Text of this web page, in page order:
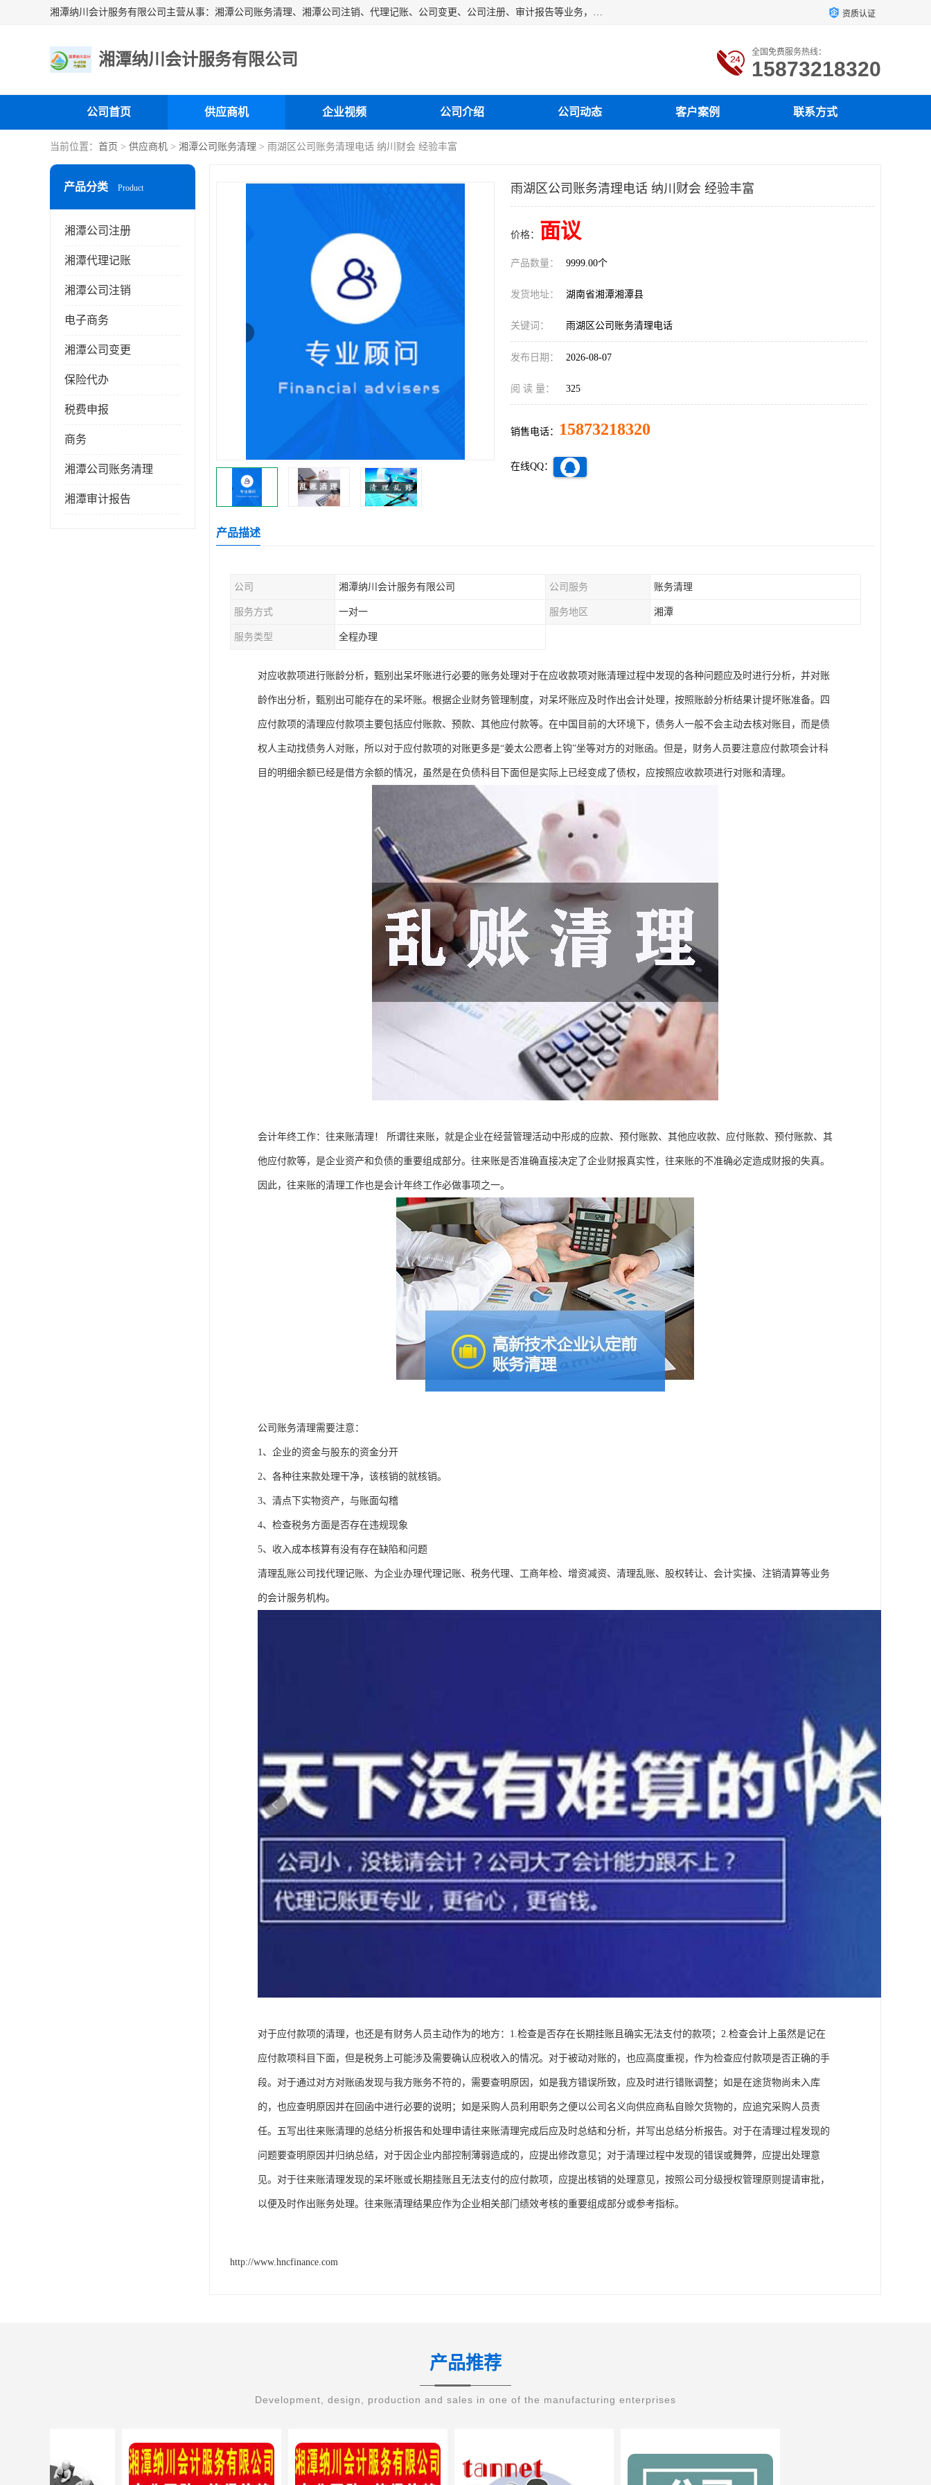
湘潭纳川会计服务有限公司主营从事：湘潭公司账务清理、湘潭公司注销、代理记账、公司变更、公司注册、审计报告等业务，公司设立有专门的代理注册部门，现有工商代办专员，部门经理从事工商代办多年，对各地区公司注册、公司变更、进出口业务等流程以及各行业公司注册、变更所需注意的细节都非常熟悉。 资质认证
湘潭纳川会计服务有限公司 全国免费服务热线：
15873218320
公司首页 供应商机 企业视频 公司介绍 公司动态 客户案例 联系方式
当前位置： 首页 > 供应商机 > 湘潭公司账务清理 > 雨湖区公司账务清理电话 纳川财会 经验丰富
产品分类 Product
湘潭公司注册
湘潭代理记账
湘潭公司注销
电子商务
湘潭公司变更
保险代办
税费申报
商务
湘潭公司账务清理
湘潭审计报告
雨湖区公司账务清理电话 纳川财会 经验丰富
价格： 面议
产品数量： 9999.00个
发货地址： 湖南省湘潭湘潭县
关键词： 雨湖区公司账务清理电话
发布日期： 2026-08-07
阅 读 量： 325
销售电话： 15873218320
在线QQ：
产品描述
公司 湘潭纳川会计服务有限公司 公司服务 账务清理
服务方式 一对一 服务地区 湘潭
服务类型 全程办理
对应收款项进行账龄分析，甄别出呆坏账进行必要的账务处理对于在应收款项对账清理过程中发现的各种问题应及时进行分析，并对账
龄作出分析，甄别出可能存在的呆坏账。根据企业财务管理制度，对呆坏账应及时作出会计处理，按照账龄分析结果计提坏账准备。四
应付款项的清理应付款项主要包括应付账款、预款、其他应付款等。在中国目前的大环境下，债务人一般不会主动去核对账目，而是债
权人主动找债务人对账，所以对于应付款项的对账更多是“姜太公愿者上钩”坐等对方的对账函。但是，财务人员要注意应付款项会计科
目的明细余额已经是借方余额的情况，虽然是在负债科目下面但是实际上已经变成了债权，应按照应收款项进行对账和清理。
会计年终工作：往来账清理！ 所谓往来账，就是企业在经营管理活动中形成的应款、预付账款、其他应收款、应付账款、预付账款、其
他应付款等，是企业资产和负债的重要组成部分。往来账是否准确直接决定了企业财报真实性，往来账的不准确必定造成财报的失真。
因此，往来账的清理工作也是会计年终工作必做事项之一。
公司账务清理需要注意：
1、企业的资金与股东的资金分开
2、各种往来款处理干净，该核销的就核销。
3、清点下实物资产，与账面勾稽
4、检查税务方面是否存在违规现象
5、收入成本核算有没有存在缺陷和问题
清理乱账公司找代理记账、为企业办理代理记账、税务代理、工商年检、增资减资、清理乱账、股权转让、会计实操、注销清算等业务
的会计服务机构。
对于应付款项的清理，也还是有财务人员主动作为的地方：1.检查是否存在长期挂账且确实无法支付的款项；2.检查会计上虽然是记在
应付款项科目下面，但是税务上可能涉及需要确认应税收入的情况。对于被动对账的，也应高度重视，作为检查应付款项是否正确的手
段。对于通过对方对账函发现与我方账务不符的，需要查明原因，如是我方错误所致，应及时进行错账调整；如是在途货物尚未入库
的，也应查明原因并在回函中进行必要的说明；如是采购人员利用职务之便以公司名义向供应商私自赊欠货物的，应追究采购人员责
任。五写出往来账清理的总结分析报告和处理申请往来账清理完成后应及时总结和分析，并写出总结分析报告。对于在清理过程发现的
问题要查明原因并归纳总结，对于因企业内部控制薄弱造成的，应提出修改意见；对于清理过程中发现的错误或舞弊，应提出处理意
见。对于往来账清理发现的呆坏账或长期挂账且无法支付的应付款项，应提出核销的处理意见，按照公司分级授权管理原则提请审批，
以便及时作出账务处理。往来账清理结果应作为企业相关部门绩效考核的重要组成部分或参考指标。
http://www.hncfinance.com
产品推荐
Development, design, production and sales in one of the manufacturing enterprises